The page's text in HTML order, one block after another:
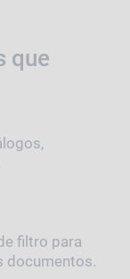
que
filtro para
documentos.